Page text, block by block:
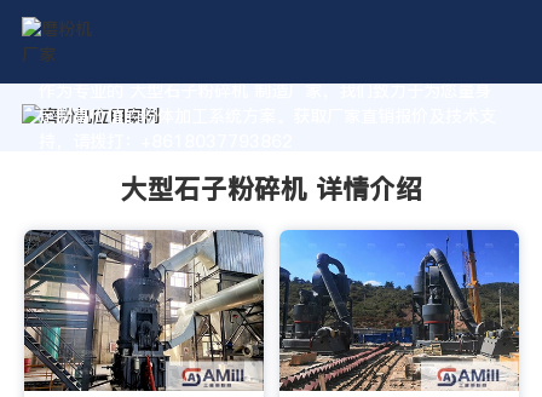
作为专业的 大型石子粉碎机 制造厂家，我们致力于为您量身
定制高价值的粉体加工系统方案。获取厂家直销报价及技术支
大型石子粉碎机 详情介绍